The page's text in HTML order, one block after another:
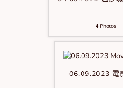
4Photos
06.09.2023 電